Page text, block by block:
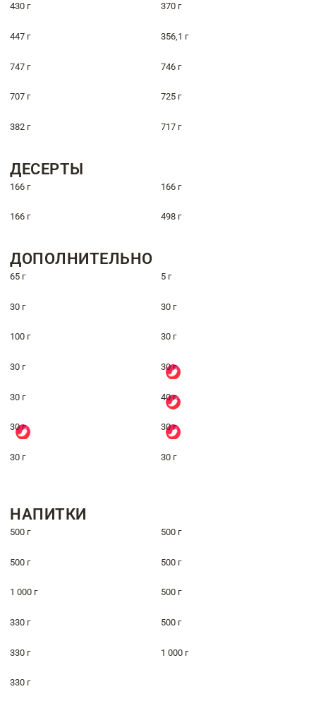
430 г 370 г
447 г 356,1 г
747 г 746 г
707 г 725 г
382 г 717 г
ДЕСЕРТЫ
166 г 166 г
166 г 498 г
ДОПОЛНИТЕЛЬНО
65 г 5 г
30 г 30 г
100 г 30 г
30 г 30 г
30 г 40 г
30 г 30 г
30 г 30 г
НАПИТКИ
500 г 500 г
500 г 500 г
1 000 г 500 г
330 г 500 г
330 г 1 000 г
330 г